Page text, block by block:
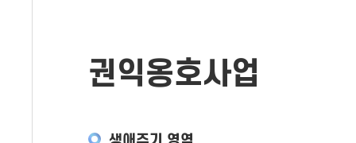
권익옹호사업